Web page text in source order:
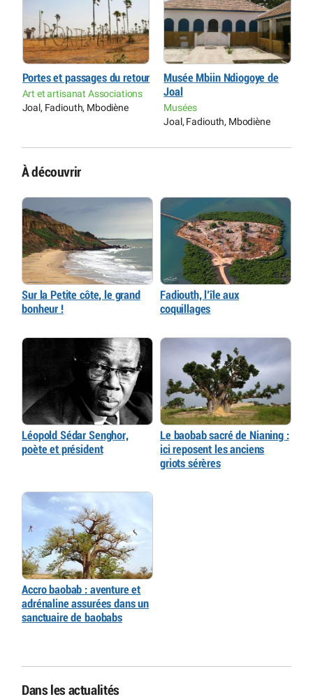
Portes et passages du retour
Art et artisanat Associations
Joal, Fadiouth, Mbodiène
Musée Mbiin Ndiogoye de
Joal
Musées
Joal, Fadiouth, Mbodiène
À découvrir
Sur la Petite côte, le grand
bonheur !
Fadiouth, l’île aux
coquillages
Léopold Sédar Senghor,
poète et président
Le baobab sacré de Nianing :
ici reposent les anciens
griots sérères
Accro baobab : aventure et
adrénaline assurées dans un
sanctuaire de baobabs
Dans les actualités